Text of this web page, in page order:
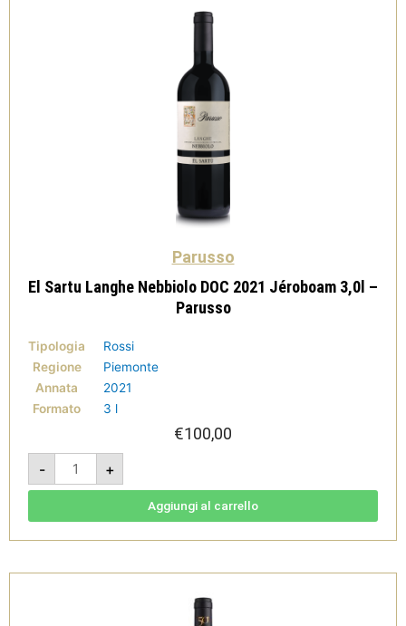
Parusso
El Sartu Langhe Nebbiolo DOC 2021 Jéroboam 3,0l –
Parusso
Tipologia
Rossi
Regione
Piemonte
Annata
2021
Formato
3 l
€100,00
-
El
Sartu
Langhe
Nebbiolo
3,0l
quantità
+
Aggiungi al carrello